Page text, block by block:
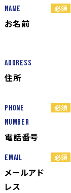
Name
お名前
Address
住所
Phone
Number
電話番号
Email
メールアド
レス